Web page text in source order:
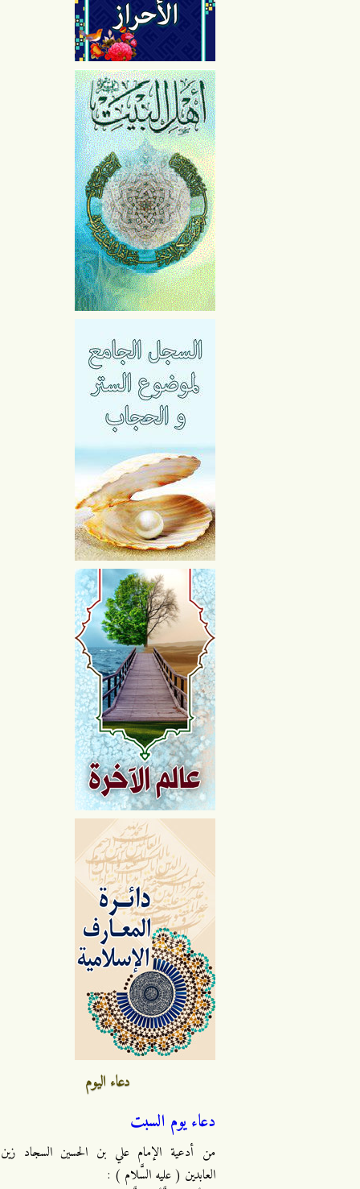
دعاء اليوم
دعاء يوم السبت
من أدعية الإمام علي بن الحسين السجاد زين
العابدين ( عليه السَّلام ) :